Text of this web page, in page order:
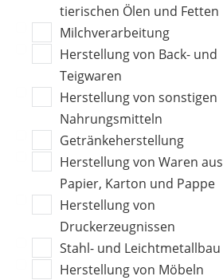
tierischen Ölen und Fetten
Milchverarbeitung
Herstellung von Back- und
Teigwaren
Herstellung von sonstigen
Nahrungsmitteln
Getränkeherstellung
Herstellung von Waren aus
Papier, Karton und Pappe
Herstellung von
Druckerzeugnissen
Stahl- und Leichtmetallbau
Herstellung von Möbeln